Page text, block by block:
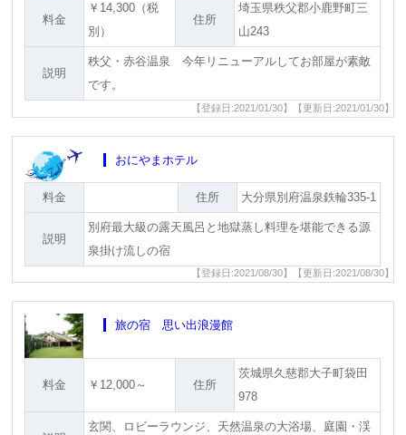
料金
￥14,300（税
別）
住所
埼玉県秩父郡小鹿野町三
山243
説明
秩父・赤谷温泉 今年リニューアルしてお部屋が素敵
です。
【登録日:2021/01/30】【更新日:2021/01/30】
おにやまホテル
料金 住所 大分県別府温泉鉄輪335-1
説明
別府最大級の露天風呂と地獄蒸し料理を堪能できる源
泉掛け流しの宿
【登録日:2021/08/30】【更新日:2021/08/30】
旅の宿 思い出浪漫館
料金 ￥12,000～ 住所
茨城県久慈郡大子町袋田
978
玄関、ロビーラウンジ、天然温泉の大浴場、庭園・渓